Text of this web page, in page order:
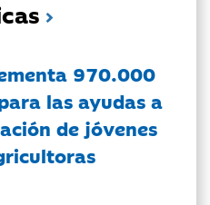
970.000
las ayudas a
de jóvenes